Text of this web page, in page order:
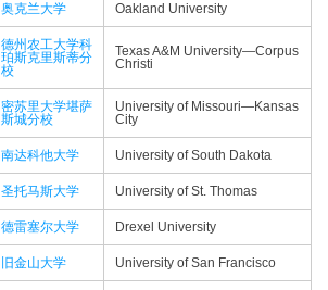
奥克兰大学 Oakland University
德州农工大学科
珀斯克里斯蒂分
校
Texas A&M University—​Corpus
Christi
密苏里大学堪萨
斯城分校
University of Missouri—​Kansas
City
南达科他大学 University of South Dakota
圣托马斯大学 University of St. Thomas
德雷塞尔大学 Drexel University
旧金山大学 University of San Francisco